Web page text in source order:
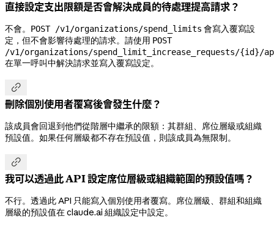
直接設定支出限額是否會解決成員的待處理提高請求？
不會。 POST /v1/organizations/spend_limits 會寫入覆寫設
定，但不會影響待處理的請求。請使用 POST
/v1/organizations/spend_limit_increase_requests/{id}/
在單一呼叫中解決請求並寫入覆寫設定。

刪除個別使用者覆寫後會發生什麼？
該成員會回退到他們從階層中繼承的限額：其群組、席位層級或組織
預設值。如果任何層級都不存在預設值，則該成員為無限制。

我可以透過此 API 設定席位層級或組織範圍的預設值嗎？
不行。透過此 API 只能寫入個別使用者覆寫。席位層級、群組和組織
層級的預設值在 claude.ai 組織設定中設定。